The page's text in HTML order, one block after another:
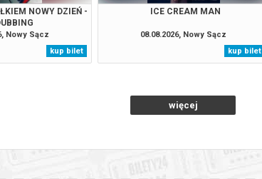
NOWY DZIEŃ -
Nowy Sącz
kup bilet
ICE CREAM MAN
08.08.2026, Nowy Sącz
kup bilet
więcej